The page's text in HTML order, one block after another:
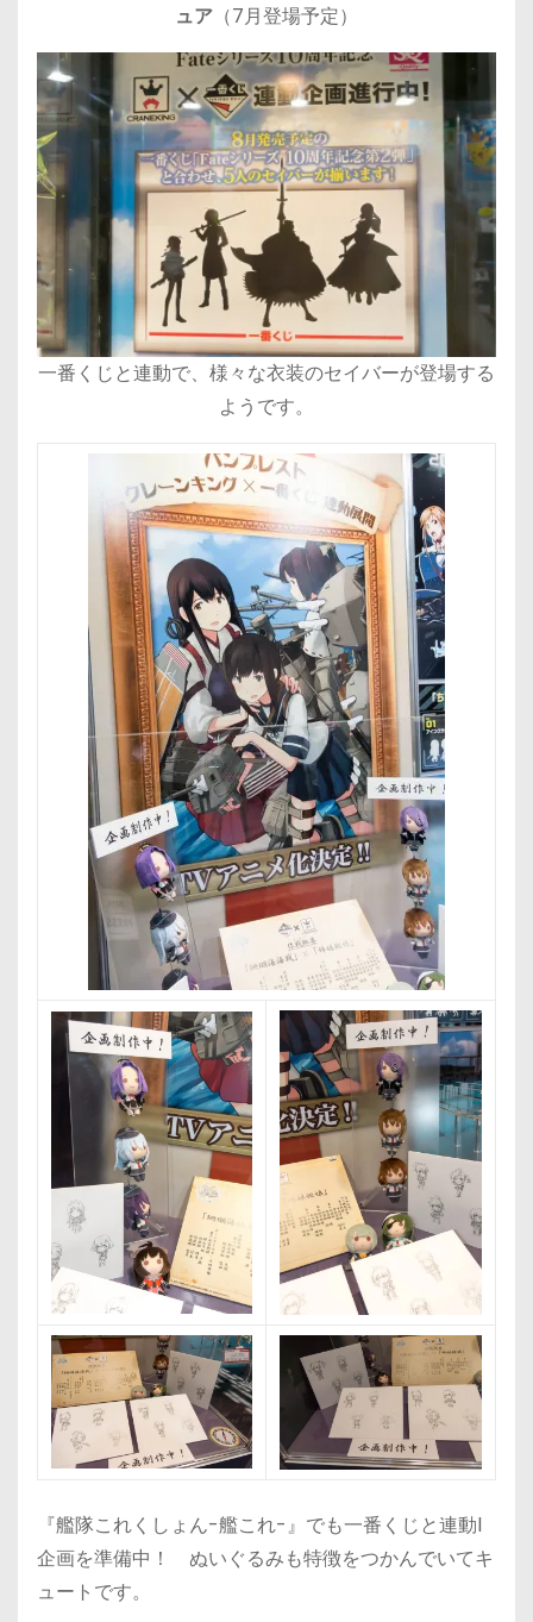
ュア （7月登場予定）
一番くじと連動で、様々な衣装のセイバーが登場する
ようです。
『艦隊これくしょん-艦これ-』でも一番くじと連動l
企画を準備中！ ぬいぐるみも特徴をつかんでいてキ
ュートです。